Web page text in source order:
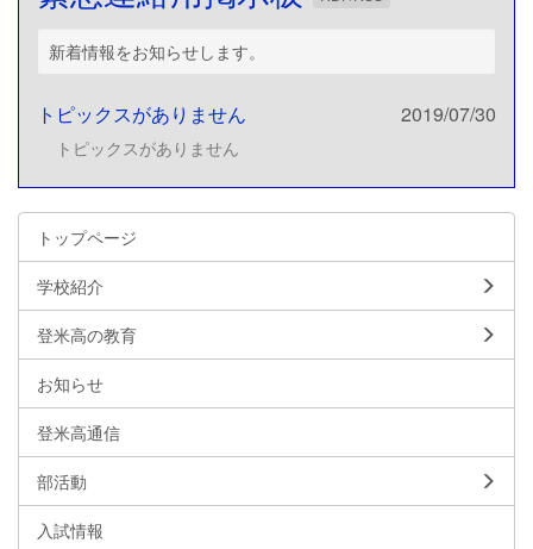
新着情報をお知らせします。
トピックスがありません 2019/07/30
トピックスがありません
トップページ
学校紹介
登米高の教育
お知らせ
登米高通信
部活動
入試情報